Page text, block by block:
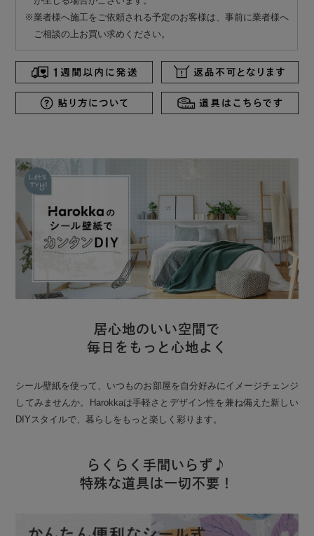
※業者様へ施工をご依頼される予定のお客様は、事前に業者様へ
ご相談の上お買い求めください。
居心地のいい空間で
毎日をもっと心地よく
シール壁紙を使って、いつものお部屋を自分好みにイメージチェンジ
してみませんか。Harokkaは手軽さとデザイン性を兼ね備えた新しい
DIYスタイルで、暮らしをもっと楽しく彩ります。
らくらく手間いらず♪
特殊な道具は一切不要！